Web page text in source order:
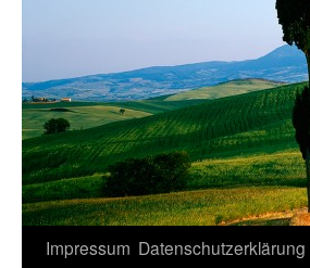
Zum
Impressum Datenschutzerklärung